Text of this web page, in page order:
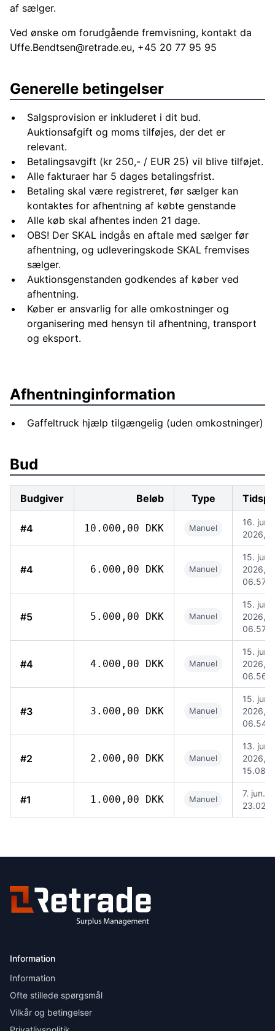
af sælger.
Ved ønske om forudgående fremvisning, kontakt da
Uffe.Bendtsen@retrade.eu, +45 20 77 95 95
Generelle betingelser
Salgsprovision er inkluderet i dit bud.
Auktionsafgift og moms tilføjes, der det er
relevant.
Betalingsavgift (kr 250,- / EUR 25) vil blive tilføjet.
Alle fakturaer har 5 dages betalingsfrist.
Betaling skal være registreret, før sælger kan
kontaktes for afhentning af købte genstande
Alle køb skal afhentes inden 21 dage.
OBS! Der SKAL indgås en aftale med sælger før
afhentning, og udleveringskode SKAL fremvises
sælger.
Auktionsgenstanden godkendes af køber ved
afhentning.
Køber er ansvarlig for alle omkostninger og
organisering med hensyn til afhentning, transport
og eksport.
Afhentninginformation
Gaffeltruck hjælp tilgængelig (uden omkostninger)
Bud
Budgiver Beløb Type
#4 10.000,00 DKK Manuel
16. jun.
2026,
#4 6.000,00 DKK Manuel
15. jun.
2026,
06.57
#5 5.000,00 DKK Manuel
15. jun.
2026,
06.57
#4 4.000,00 DKK Manuel
15. jun.
2026,
06.56
#3 3.000,00 DKK Manuel
15. jun.
2026,
06.54
#2 2.000,00 DKK Manuel
13. jun.
2026,
15.08
#1 1.000,00 DKK Manuel
7. jun.
23.02
Information
Information
Ofte stillede spørgsmål
Vilkår og betingelser